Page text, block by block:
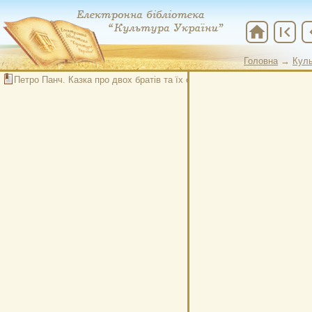
Головна →
Головна→
home first_page
Петро Панч. Казка про двох братів та їх сестричку Івону